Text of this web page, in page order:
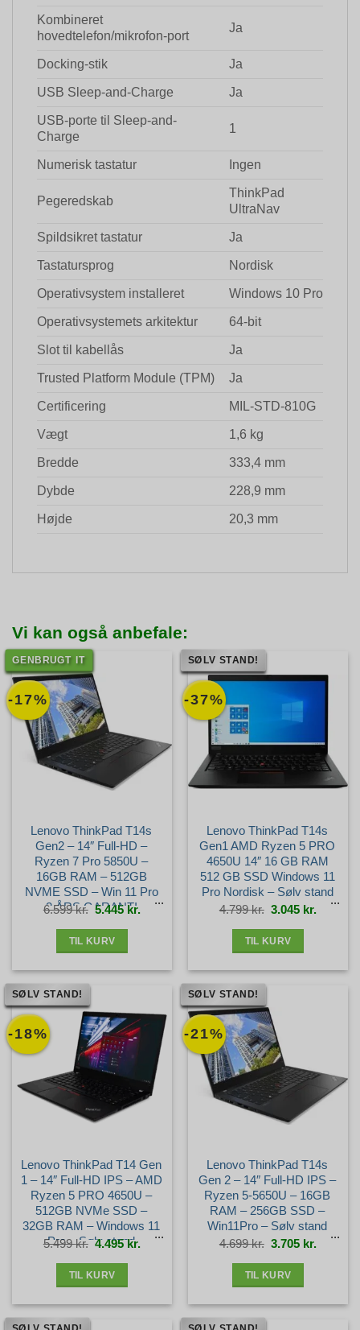
Kombineret
hovedtelefon/mikrofon-port
Ja
Docking-stik Ja
USB Sleep-and-Charge Ja
USB-porte til Sleep-and-
Charge
1
Numerisk tastatur Ingen
Pegeredskab
ThinkPad
UltraNav
Spildsikret tastatur Ja
Tastatursprog Nordisk
Operativsystem installeret Windows 10 Pro
Operativsystemets arkitektur 64-bit
Slot til kabellås Ja
Trusted Platform Module (TPM) Ja
Certificering MIL-STD-810G
Vægt 1,6 kg
Bredde 333,4 mm
Dybde 228,9 mm
Højde 20,3 mm
Vi kan også anbefale:
-17%
GENBRUGT IT
Lenovo ThinkPad T14s
Gen2 – 14″ Full-HD –
Ryzen 7 Pro 5850U –
16GB RAM – 512GB
NVME SSD – Win 11 Pro
– 3 ÅRS GARANTI –
6.599kr. Den
oprindelige
pris
5.445kr. Den
aktuelle
pris
TIL KURV
-37%
SØLV STAND!
Lenovo ThinkPad T14s
Gen1 AMD Ryzen 5 PRO
4650U 14″ 16 GB RAM
512 GB SSD Windows 11
Pro Nordisk – Sølv stand
4.799kr. Den
oprindelige
pris
3.045 kr. Den
aktuelle
pris
TIL KURV
-18%
SØLV STAND!
Lenovo ThinkPad T14 Gen
1 – 14″ Full-HD IPS – AMD
Ryzen 5 PRO 4650U –
512GB NVMe SSD –
32GB RAM – Windows 11
Pro – Sølv stand
5.499kr. Den
oprindelige
pris
4.495kr. Den
aktuelle
pris
TIL KURV
-21%
SØLV STAND!
Lenovo ThinkPad T14s
Gen 2 – 14″ Full-HD IPS –
Ryzen 5-5650U – 16GB
RAM – 256GB SSD –
Win11Pro – Sølv stand
4.699kr. Den
oprindelige
pris
3.705 kr. Den
aktuelle
pris
TIL KURV